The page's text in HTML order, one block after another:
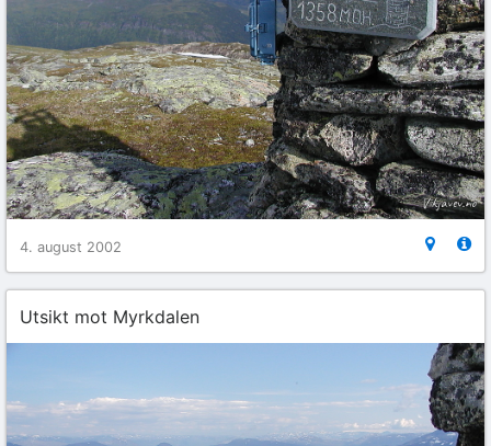
4. august 2002
Utsikt mot Myrkdalen